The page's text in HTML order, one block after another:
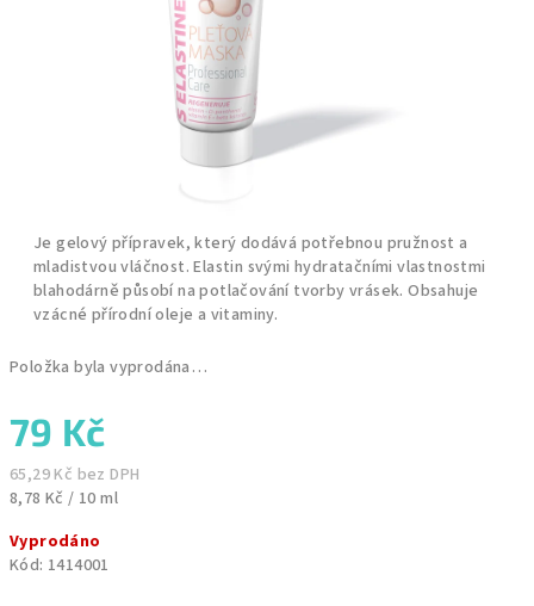
Je gelový přípravek, který dodává potřebnou pružnost a
mladistvou vláčnost. Elastin svými hydratačními vlastnostmi
blahodárně působí na potlačování tvorby vrásek. Obsahuje
vzácné přírodní oleje a vitaminy.
Položka byla vyprodána…
79 Kč
65,29 Kč bez DPH
Měrná
8,78 Kč / 10 ml
Vyprodáno
Kód: 1414001